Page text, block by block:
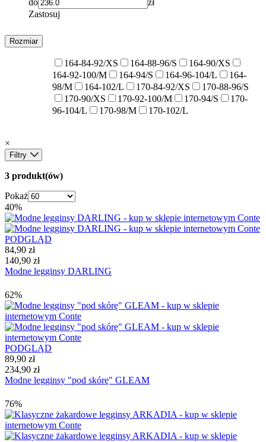
Zastosuj
Rozmiar
164-84-92/XS 164-88-96/S
164-90/XS
164-92-100/M
164-94/S 164-96-104/L
164-
98/M
164-102/L 170-84-92/XS
170-88-96/S
170-90/XS
170-92-100/M 170-94/S
170-
96-104/L
170-98/M 170-102/L
×
Filtry
3 produkt(ów)
Pokaż
40%
PODGLĄD
84,90 zł
140,90 zł
Modne legginsy DARLING
62%
PODGLĄD
89,90 zł
234,90 zł
Modne legginsy "pod skórę" GLEAM
76%